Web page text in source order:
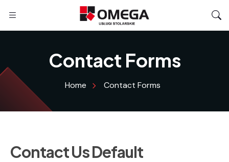
Contact Forms
Home Contact Forms
Contact Us Default